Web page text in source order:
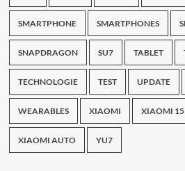
SMARTPHONE SMARTPHONES
SNAPDRAGON SU7 TABLET
TECHNOLOGIE TEST UPDATE
WEARABLES XIAOMI XIAOMI 15
XIAOMI AUTO YU7